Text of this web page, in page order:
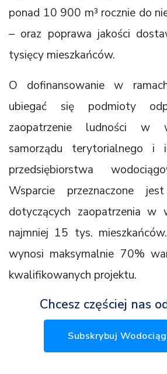
ponad 10 900 m³ rocznie do
– oraz poprawa jakości
tysięcy mieszkańców.
O dofinansowanie w
ubiegać się podmioty
zaopatrzenie ludności w
samorządu terytorialnego i
przedsiębiorstwa
Wsparcie przeznaczone
dotyczących zaopatrzenia
najmniej 15 tys.
wynosi maksymalnie 70%
kwalifikowanych projektu.
Chcesz częściej nas
Subskrybuj